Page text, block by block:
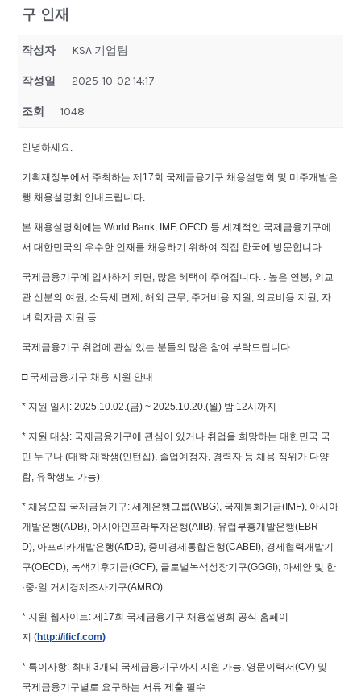
구 인재
작성자 KSA 기업팀
작성일 2025-10-02 14:17
조회 1048
안녕하세요
기획재정부에서 주최하는 제17회 국제금융기구 채용설명회 및 미주개발은
행 채용설명회 안내드립니다.
본 채용설명회에는World Bank, IMF, OECD 등 세계적인 국제금융기구에
서 대한민국의 우수한 인재를 채용하기 위하여 직접 한국에 방문합니다
국제금융기구에 입사하게 되면 많은 혜택이 주어집니다 : 높은 연봉 외교
관 신분의 여권 소득세 면제 ,해외 근무 주거비용 지원 의료비용 지원 자
녀 학자금 지원 등
국제금융기구 취업에 관심 있는 분들의 많은 참여 부탁드립니다
□ 국제금융기구 채용 지원 안내
* 지원 일시: 2025.10.02.(금) ~ 2025.10.20.(월) 밤 12시까지
* 지원 대상: 국제금융기구에 관심이 있거나 취업을 희망하는 대한민국 국
민 누구나(대학 재학생(인턴십), 졸업예정자 경력자 등 채용 직위가 다양
함 유학생도 가능)
*채용모집 국제금융기구:세계은행그룹(WBG), 국제통화기금(IMF), 아시아
개발은행(ADB), 아시아인프라투자은행(AIIB), 유럽부흥개발은행(EBR
D), 아프리카개발은행(AfDB), 중미경제통합은행(CABEI), 경제협력개발기
구(OECD), 녹색기후기금(GCF), 글로벌녹색성장기구(GGGI), 아세안 및 한
·중·일 거시경제조사기구(AMRO)
* 지원 웹사이트 :제17회 국제금융기구 채용설명회 공식 홈페이
지(http://ificf.com)
* 특이사항: 최대3개의 국제금융기구까지 지원 가능 영문이력서(CV) 및
국제금융기구별로 요구하는 서류 제출 필수